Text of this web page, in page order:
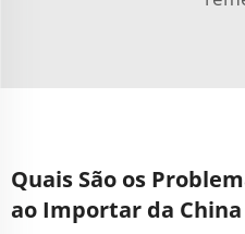
Quais São os
ao Importar da China